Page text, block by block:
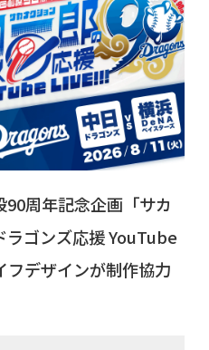
周年記念企画「サカ
ラゴンズ応援 YouTube
フデザインが制作協力